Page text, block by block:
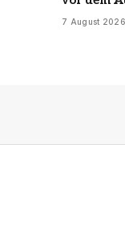
7 August 2026